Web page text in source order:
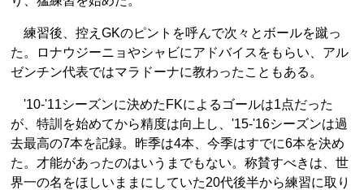
練習後、控えGKのピントを呼んで次々とボールを蹴っ
た。ロナウジーニョやシャビにアドバイスをもらい、アル
ゼンチン代表ではマラドーナに教わったこともある。
'10-'11シーズンに決めたFKによるゴールは1点だった
が、特訓を始めてから精度は向上し、'15-'16シーズンは過
去最高の7本を記録。昨季は4本、今季はすでに6本を決め
た。才能があったのはいうまでもない。称賛すべきは、世
界一の名をほしいままにしていた20代後半から練習に取り